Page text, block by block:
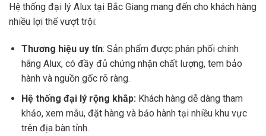
Hệ thống đại lý Alux tại Bắc Giang mang đến cho khách hàng
nhiều lợi thế vượt trội:
Thương hiệu uy tín: Sản phẩm được phân phối chính
hãng Alux, có đầy đủ chứng nhận chất lượng, tem bảo
hành và nguồn gốc rõ ràng.
Hệ thống đại lý rộng khắp: Khách hàng dễ dàng tham
khảo, xem mẫu, đặt hàng và bảo hành tại nhiều khu vực
trên địa bàn tỉnh.